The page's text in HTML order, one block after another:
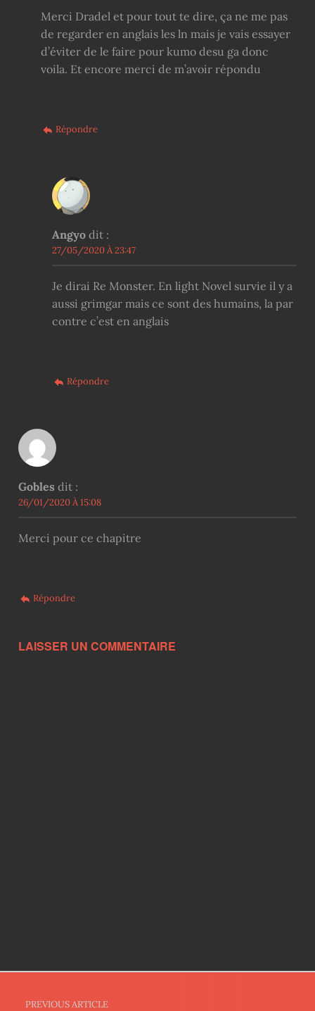
Merci Dradel et pour tout te dire, ça ne me pas
de regarder en anglais les ln mais je vais essayer
d’éviter de le faire pour kumo desu ga donc
voila. Et encore merci de m’avoir répondu
Répondre
Angyo dit :
27/05/2020 À 23:47
Je dirai Re Monster. En light Novel survie il y a
aussi grimgar mais ce sont des humains, la par
contre c’est en anglais
Répondre
Gobles dit :
26/01/2020 À 15:08
Merci pour ce chapitre
Répondre
LAISSER UN COMMENTAIRE
Post navigation
PREVIOUS ARTICLE